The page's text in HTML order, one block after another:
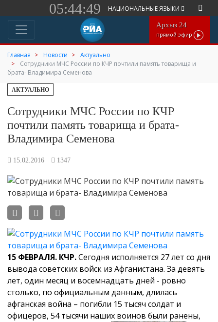
05:44:49 НАЦИОНАЛЬНЫЕ ЯЗЫКИ
Архыз 24
прямой эфир
Главная Новости
Актуально
Сотрудники МЧС России по КЧР почтили память товарища и
брата- Владимира Семенова
АКТУАЛЬНО
Сотрудники МЧС России по КЧР
почтили память товарища и брата-
Владимира Семенова
15.02.2016 1347
15 ФЕВРАЛЯ. КЧР.Сегодня исполняется 27 лет со дня
вывода советских войск из Афганистана. За девять
лет, один месяц и восемнадцать дней - ровно
столько, по официальным данным, длилась
афганская война – погибли 15 тысяч солдат и
офицеров, 54 тысячи наших воинов были ранены,